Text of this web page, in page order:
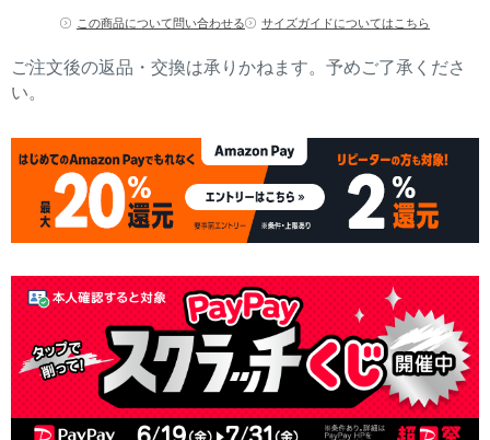
この商品について問い合わせる サイズガイドについてはこちら
ご注文後の返品・交換は承りかねます。予めご了承くださ
い。